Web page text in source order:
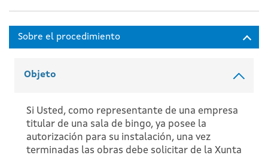
Objeto
Si Usted, como representante de una empresa
titular de una sala de bingo, ya posee la
autorización para su instalación, una vez
terminadas las obras debe solicitar de la Xunta